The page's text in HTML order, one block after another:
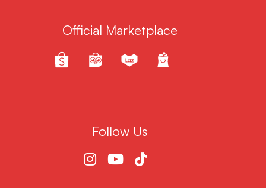
Official Marketplace
Follow Us